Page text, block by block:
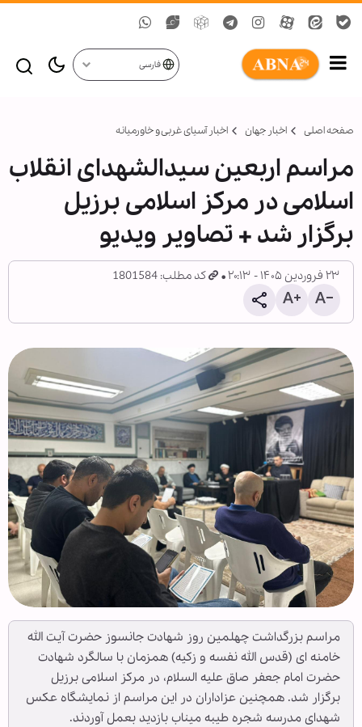
فارسی
صفحه اصلی اخبار جهان اخبار آسیای غربی و خاورمیانه
مراسم اربعین سیدالشهدای انقلاب
اسلامی در مرکز اسلامی برزیل
برگزار شد + تصاویر ویدیو
۲۳ فروردین ۱۴۰۵ - ۲۰:۱۳ کد مطلب: 1801584
مراسم بزرگداشت چهلمین روز شهادت جانسوز حضرت آیت الله
خامنه ای (قدس الله نفسه و زکیه) همزمان با سالگرد شهادت
حضرت امام جعفر صاق علیه السلام، در مرکز اسلامی برزیل
برگزار شد. همچنین عزاداران در این مراسم از نمایشگاه عکس
شهدای مدرسه شجره طیبه میناب بازدید بعمل آوردند.